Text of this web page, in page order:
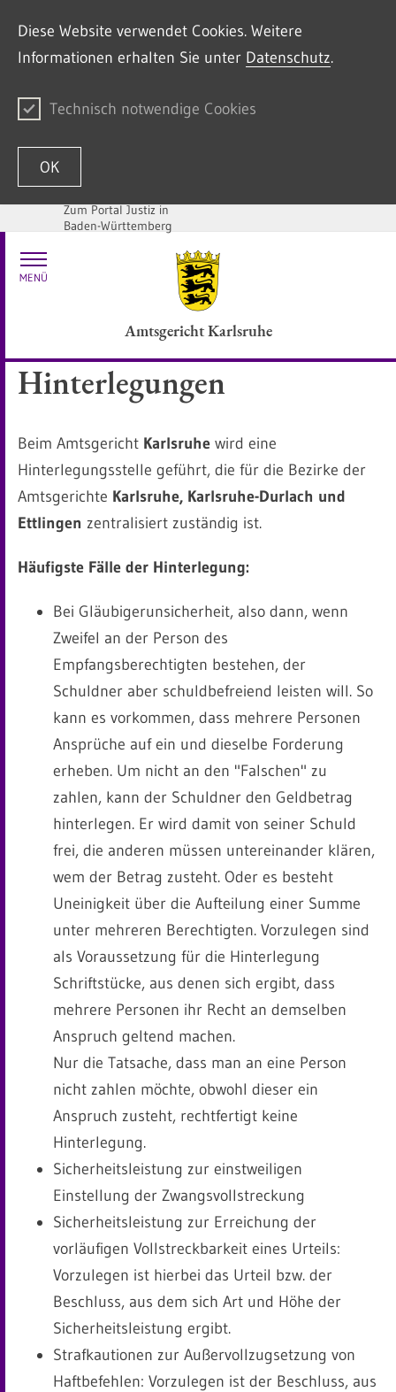
Diese Website verwendet Cookies. Weitere
Informationen erhalten Sie unter Datenschutz.
Technisch notwendige Cookies
OK
Zum Inhalt springen
Zum Portal Justiz in
Baden-Württemberg
Amtsgericht Karlsruhe
MENÜ
Hinterlegungen
Beim Amtsgericht Karlsruhe wird eine
Hinterlegungsstelle geführt, die für die Bezirke der
Amtsgerichte Karlsruhe, Karlsruhe-Durlach und
Ettlingen zentralisiert zuständig ist.
Häufigste Fälle der Hinterlegung:
Bei Gläubigerunsicherheit, also dann, wenn
Zweifel an der Person des
Empfangsberechtigten bestehen, der
Schuldner aber schuldbefreiend leisten will. So
kann es vorkommen, dass mehrere Personen
Ansprüche auf ein und dieselbe Forderung
erheben. Um nicht an den "Falschen" zu
zahlen, kann der Schuldner den Geldbetrag
hinterlegen. Er wird damit von seiner Schuld
frei, die anderen müssen untereinander klären,
wem der Betrag zusteht. Oder es besteht
Uneinigkeit über die Aufteilung einer Summe
unter mehreren Berechtigten. Vorzulegen sind
als Voraussetzung für die Hinterlegung
Schriftstücke, aus denen sich ergibt, dass
mehrere Personen ihr Recht an demselben
Anspruch geltend machen.
Nur die Tatsache, dass man an eine Person
nicht zahlen möchte, obwohl dieser ein
Anspruch zusteht, rechtfertigt keine
Hinterlegung.
Sicherheitsleistung zur einstweiligen
Einstellung der Zwangsvollstreckung
Sicherheitsleistung zur Erreichung der
vorläufigen Vollstreckbarkeit eines Urteils:
Vorzulegen ist hierbei das Urteil bzw. der
Beschluss, aus dem sich Art und Höhe der
Sicherheitsleistung ergibt.
Strafkautionen zur Außervollzugsetzung von
Haftbefehlen: Vorzulegen ist der Beschluss, aus